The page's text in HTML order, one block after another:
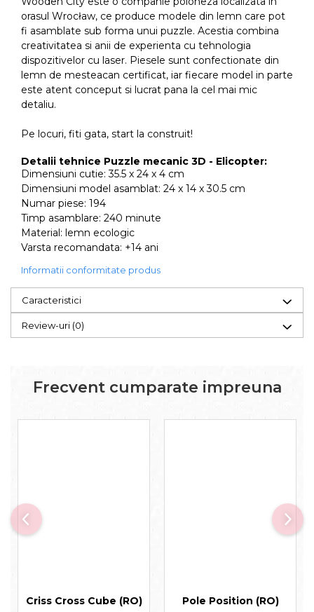
orasul Wrocław, ce produce modele din lemn care pot
fi asamblate sub forma unui puzzle. Acestia combina
creativitatea si anii de experienta cu tehnologia
dispozitivelor cu laser. Piesele sunt confectionate din
lemn de mesteacan certificat, iar fiecare model in parte
este atent conceput si lucrat pana la cel mai mic
detaliu.
Pe locuri, fiti gata, start la construit!
Detalii tehnice Puzzle mecanic 3D - Elicopter:
Dimensiuni cutie: 35.5 x 24 x 4 cm
Dimensiuni model asamblat: 24 x 14 x 30.5 cm
Numar piese: 194
Timp asamblare: 240 minute
Material: lemn ecologic
Varsta recomandata: +14 ani
Informatii conformitate produs
Caracteristici
Review-uri (0)
Frecvent cumparate impreuna
Criss Cross Cube (RO) Pole Position (RO)